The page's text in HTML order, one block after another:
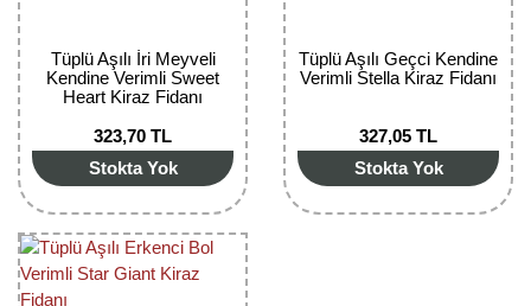
Tüplü Aşılı İri Meyveli
Kendine Verimli Sweet
Heart Kiraz Fidanı
323,70 TL
Stokta Yok
Tüplü Aşılı Geçci Kendine
Verimli Stella Kiraz Fidanı
327,05 TL
Stokta Yok